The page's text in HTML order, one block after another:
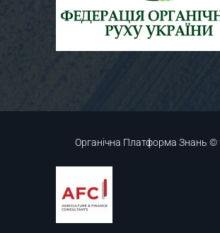
Органічна Платформа Знань ©